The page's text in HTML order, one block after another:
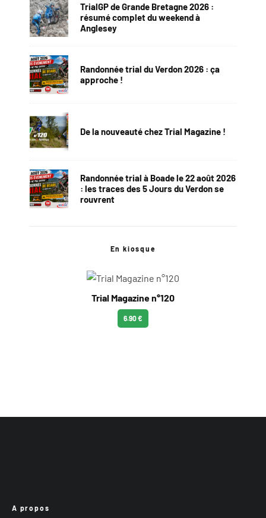
TrialGP de Grande Bretagne 2026 :
résumé complet du weekend à
Anglesey
Randonnée trial du Verdon 2026 : ça
approche !
De la nouveauté chez Trial Magazine !
Randonnée trial à Boade le 22 août 2026
: les traces des 5 Jours du Verdon se
rouvrent
En kiosque
Trial Magazine n°120
6.90 €
A propos